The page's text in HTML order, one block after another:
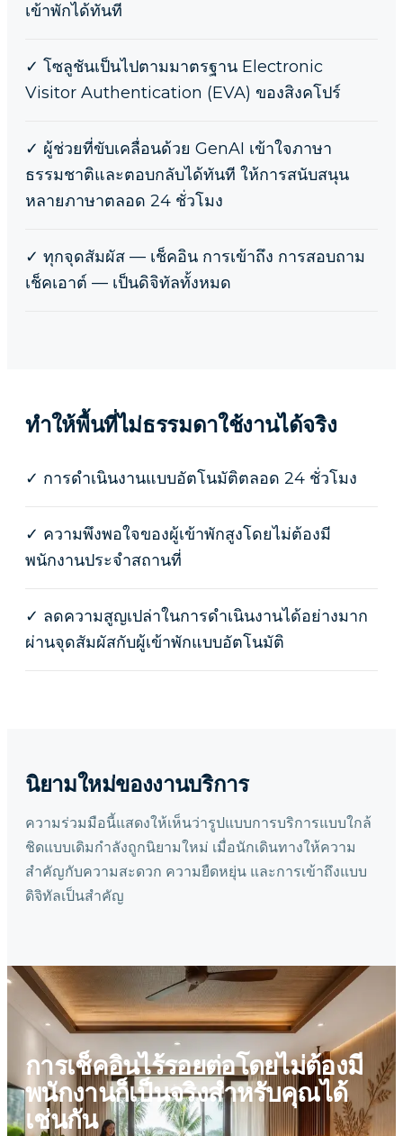
เข้าพักได้ทันที
✓ โซลูชันเป็นไปตามมาตรฐาน Electronic
Visitor Authentication (EVA) ของสิงคโปร์
✓ ผู้ช่วยที่ขับเคลื่อนด้วย GenAI เข้าใจภาษา
ธรรมชาติและตอบกลับได้ทันที ให้การสนับสนุน
หลายภาษาตลอด 24 ชั่วโมง
✓ ทุกจุดสัมผัส — เช็คอิน การเข้าถึง การสอบถาม
เช็คเอาต์ — เป็นดิจิทัลทั้งหมด
ทำให้พื้นที่ไม่ธรรมดาใช้งานได้จริง
✓ การดำเนินงานแบบอัตโนมัติตลอด 24 ชั่วโมง
✓ ความพึงพอใจของผู้เข้าพักสูงโดยไม่ต้องมี
พนักงานประจำสถานที่
✓ ลดความสูญเปล่าในการดำเนินงานได้อย่างมาก
ผ่านจุดสัมผัสกับผู้เข้าพักแบบอัตโนมัติ
นิยามใหม่ของงานบริการ
ความร่วมมือนี้แสดงให้เห็นว่ารูปแบบการบริการแบบใกล้
ชิดแบบเดิมกำลังถูกนิยามใหม่ เมื่อนักเดินทางให้ความ
สำคัญกับความสะดวก ความยืดหยุ่น และการเข้าถึงแบบ
ดิจิทัลเป็นสำคัญ
การเช็คอินไร้รอยต่อโดยไม่ต้องมี
พนักงานก็เป็นจริงสำหรับคุณได้
เช่นกัน